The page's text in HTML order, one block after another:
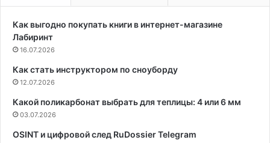
Как выгодно покупать книги в интернет-магазине
Лабиринт
16.07.2026
Как стать инструктором по сноуборду
12.07.2026
Какой поликарбонат выбрать для теплицы: 4 или 6 мм
03.07.2026
OSINT и цифровой след RuDossier Telegram